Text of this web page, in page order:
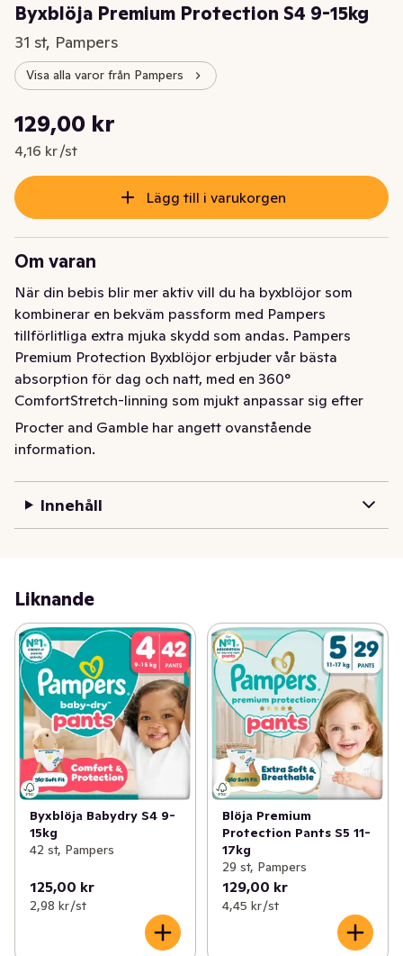
Byxblöja Premium Protection S4 9-15kg
31 st, Pampers
Visa alla varor från Pampers
Nuvarande pris är: 129,00 kr
129,00 kr
4,16 kr /st
Styckpris: 4,16 kr /st
Lägg till i varukorgen
Om varan
När din bebis blir mer aktiv vill du ha byxblöjor som
kombinerar en bekväm passform med Pampers
tillförlitliga extra mjuka skydd som andas. Pampers
Premium Protection Byxblöjor erbjuder vår bästa
absorption för dag och natt, med en 360°
ComfortStretch-linning som mjukt anpassar sig efter
bebisens kropp när den rör sig och utforskar. De är
tillverkade av supermjuka material som andas och
systemet snabbt transporterar bort fukt från känslig
hud, och den unika Stop & Protect-fickan hjälper till att
förhindra läckage baktill. Precis som alla Pampers-
Pampers Premium Protection Byxblöjor har också en
för byte. Pampers sätter din bebis säkerhet först:
Pampers Premium Protection Byxblöjor är
dermatologiskt testade, godkända av dermatologerna i
Skin Health Alliance och är testade och certifierade
enligt OEKO-TEX® Standard 100. Vill du veta mer om
materialen i Pampers blöjor? Besök pampers.se.
Procter and Gamble har angett ovanstående
information.
Innehåll
Liknande
Byxblöja Babydry S4 9-
15kg
42 st, Pampers
125,00 kr
2,98 kr /st
Blöja Premium
Protection Pants S5 11-
17kg
29 st, Pampers
129,00 kr
4,45 kr /st